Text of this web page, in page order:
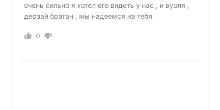
очень сильно я хотел его видеть у нас , и вуоля ,
дерзай братан , мы надеемся на тебя
0